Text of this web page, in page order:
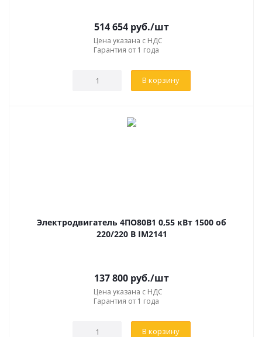
514 654 руб./шт
Цена указана с НДС
Гарантия от 1 года
В корзину
Электродвигатель 4ПО80В1 0,55 кВт 1500 об
220/220 В IM2141
137 800 руб./шт
Цена указана с НДС
Гарантия от 1 года
В корзину